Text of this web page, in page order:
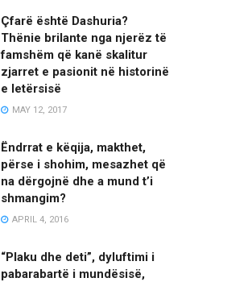
Çfarë është Dashuria?
Thënie brilante nga njerëz të
famshëm që kanë skalitur
zjarret e pasionit në historinë
e letërsisë
MAY 12, 2017
Ëndrrat e këqija, makthet,
përse i shohim, mesazhet që
na dërgojnë dhe a mund t’i
shmangim?
APRIL 4, 2016
“Plaku dhe deti”, dyluftimi i
pabarabartë i mundësisë,